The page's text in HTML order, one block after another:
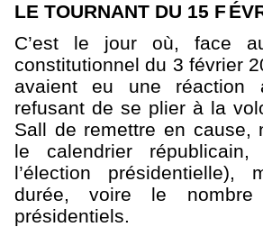
LE TOURNANT DU 15 F
C’est le jour où, face
constitutionnel du 3 février
avaient eu une réaction
refusant de se plier à la
Sall de remettre en cause,
le calendrier républicain,
l’élection
durée, voire le nombre
présidentiels.